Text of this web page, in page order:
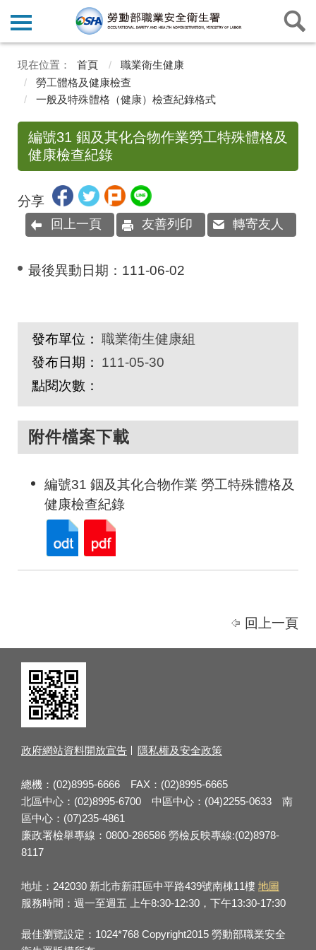
首頁
職業衛生健康
勞工體格及健康檢查
一般及特殊體格（健康）檢查紀錄格式
編號31 銦及其化合物作業勞工特殊體格及
健康檢查紀錄
分享
回上一頁 友善列印 轉寄友人
最後異動日期： 111-06-02
發布單位： 職業衛生健康組
發布日期：
111-05-30
點閱次數：
附件檔案下載
編號31 銦及其化合物作業 勞工特殊體格及
健康檢查紀錄
回上一頁
政府網站資料開放宣告 隱私權及安全政策
總機：(02)8995-6666 FAX：(02)8995-6665
北區中心：(02)8995-6700 中區中心：(04)2255-0633 南
區中心：(07)235-4861
廉政署檢舉專線：0800-286586 勞檢反映專線:(02)8978-
8117
地址：242030 新北市新莊區中平路439號南棟11樓 地圖
服務時間：週一至週五 上午8:30-12:30，下午13:30-17:30
最佳瀏覽設定：1024*768 Copyright2015 勞動部職業安全